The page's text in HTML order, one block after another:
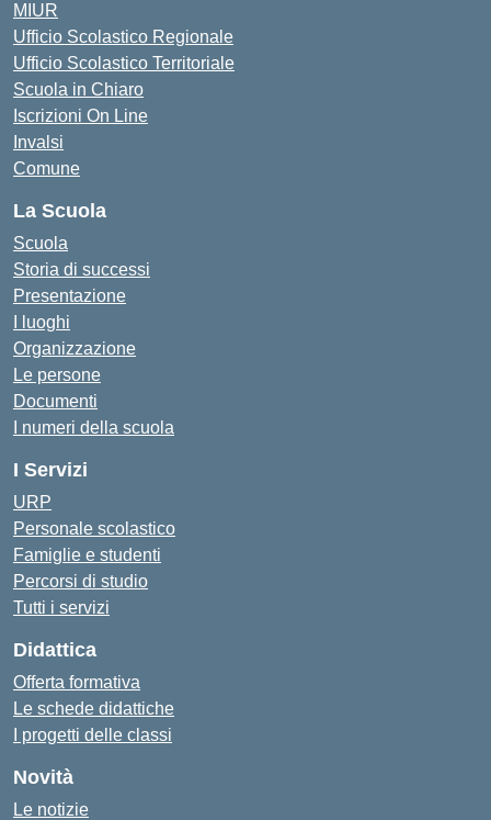
MIUR
Ufficio Scolastico Regionale
Ufficio Scolastico Territoriale
Scuola in Chiaro
Iscrizioni On Line
Invalsi
Comune
La Scuola
Scuola
Storia di successi
Presentazione
I luoghi
Organizzazione
Le persone
Documenti
I numeri della scuola
I Servizi
URP
Personale scolastico
Famiglie e studenti
Percorsi di studio
Tutti i servizi
Didattica
Offerta formativa
Le schede didattiche
I progetti delle classi
Novità
Le notizie